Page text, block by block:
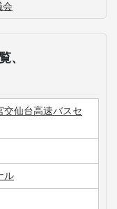
会
、
仙台高速バスセ
ル